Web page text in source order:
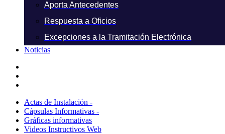
Aporta Antecedentes
Respuesta a Oficios
Excepciones a la Tramitación Electrónica
Noticias
Actas de Instalación -
Cápsulas Informativas -
Gráficas informativas
Videos Instructivos Web